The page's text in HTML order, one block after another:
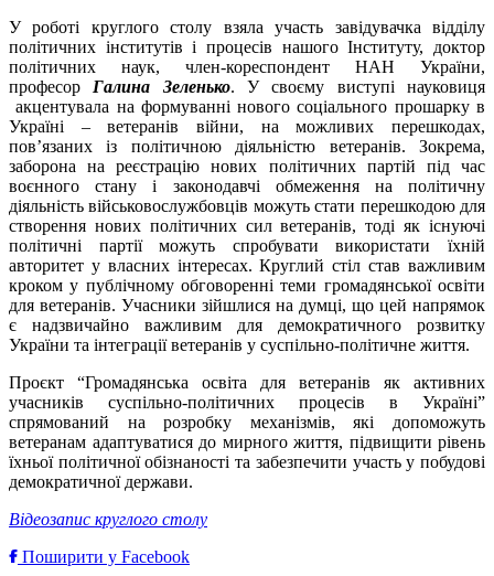
У роботі круглого столу взяла участь завідувачка відділу
політичних інститутів і процесів нашого Інституту, доктор
політичних наук, член-кореспондент НАН України,
професор Галина Зеленько. У своєму виступі науковиця
акцентувала на формуванні нового соціального прошарку в
Україні – ветеранів війни, на можливих перешкодах,
пов’язаних із політичною діяльністю ветеранів. Зокрема,
заборона на реєстрацію нових політичних партій під час
воєнного стану і законодавчі обмеження на політичну
діяльність військовослужбовців можуть стати перешкодою для
створення нових політичних сил ветеранів, тоді як існуючі
політичні партії можуть спробувати використати їхній
авторитет у власних інтересах. Круглий стіл став важливим
кроком у публічному обговоренні теми громадянської освіти
для ветеранів. Учасники зійшлися на думці, що цей напрямок
є надзвичайно важливим для демократичного розвитку
України та інтеграції ветеранів у суспільно-політичне життя.
Проєкт “Громадянська освіта для ветеранів як активних
учасників суспільно-політичних процесів в Україні”
спрямований на розробку механізмів, які допоможуть
ветеранам адаптуватися до мирного життя, підвищити рівень
їхньої політичної обізнаності та забезпечити участь у побудові
демократичної держави.
Відеозапис круглого столу
Поширити у Facebook